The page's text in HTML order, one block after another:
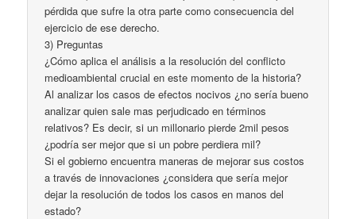
pérdida que sufre la otra parte como consecuencia del
ejercicio de ese derecho.
3) Preguntas
¿Cómo aplica el análisis a la resolución del conflicto
medioambiental crucial en este momento de la historia?
Al analizar los casos de efectos nocivos ¿no sería bueno
analizar quien sale mas perjudicado en términos
relativos? Es decir, si un millonario pierde 2mil pesos
¿podría ser mejor que si un pobre perdiera mil?
Si el gobierno encuentra maneras de mejorar sus costos
a través de innovaciones ¿considera que sería mejor
dejar la resolución de todos los casos en manos del
estado?